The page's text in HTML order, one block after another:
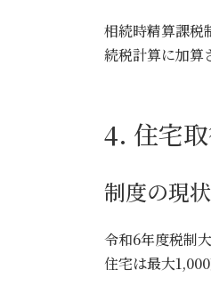
相続時精算課税
続税計算に加算
4. 住宅
制度の現状
令和6年度税制
住宅は最大